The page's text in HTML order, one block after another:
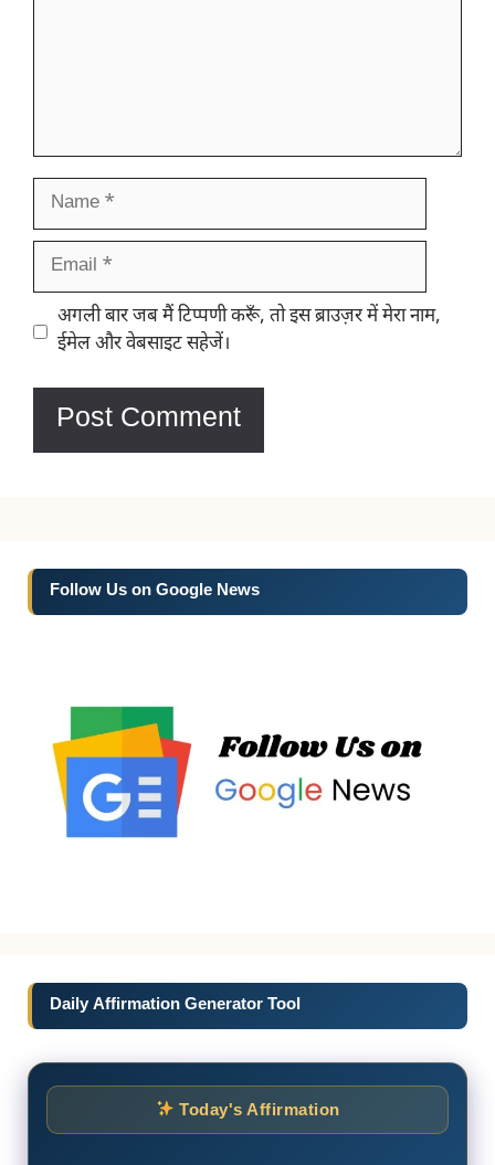
Name
Email
Website
अगली बार जब मैं टिप्पणी करूँ, तो इस ब्राउज़र में मेरा नाम,
ईमेल और वेबसाइट सहेजें।
Follow Us on Google News
Daily Affirmation Generator Tool
Today's Affirmation